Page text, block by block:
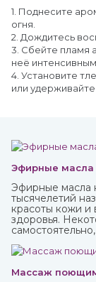
1. Поднесите
огня.
2. Дождитесь
3. Сбейте пламя
неё
4. Установите
или удерживайте
Эфирные масла
Эфирные масла
тысячелетий
красоты кожи и
здоровья.
любые эфирные
Массаж